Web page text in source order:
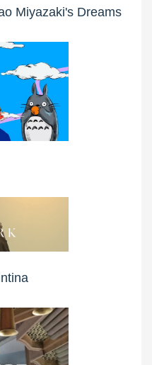
Miyazaki's Dreams